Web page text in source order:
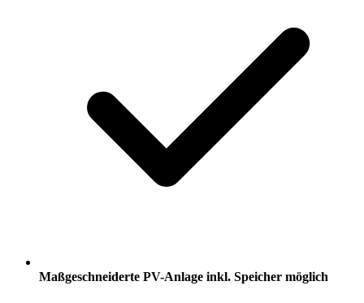
Maßgeschneiderte PV-Anlage inkl. Speicher möglich